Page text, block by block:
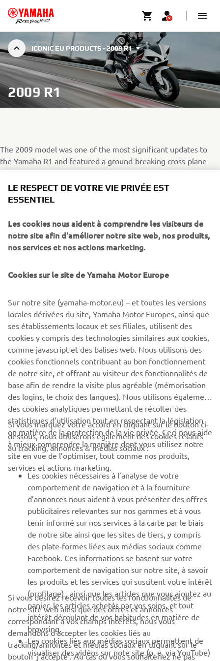
ICONIC EU PRODUCTS - 2009 R1
2009 R1
The 2009 model was one of the most significant updates to
the Yamaha R1 and featured a ground-breaking cross-plane
crankshaft, directly derived from technology developed on the
YZR-M1 MotoGP machine, delivering incredibly linear traction
and control in response to throttle operation. Next to that,
injectors fitted to the 2009 R1, as well as independent
damping mechanisms for the front fork. Together with a new
aluminium Deltabox frame and Yamaha’s exclusive CF die-cast
Max. power: 182 PS @ 12.500 rpm
Vehicle weight: 206 kg
1/15
CORPORATE
BUSINESS
PLUS YAMAHA
SUPPORT
NEWSLETTER
Découvrez en exclusivité les dernières offres, les événements
spéciaux, les nouveautés et bien plus encore
S'ABONNER
Lisez notre politique de confidentialité pour savoir comment
nous traitons vos données personnelles :Politique de
LE RESPECT DE VOTRE VIE PRIVÉE EST
ESSENTIEL
Les cookies nous aident à comprendre les visiteurs de
notre site afin d'améliorer notre site web, nos produits,
nos services et nos actions marketing.
Cookies sur le site de Yamaha Motor Europe
Sur notre site (yamaha-motor.eu) – et toutes les versions
locales dérivées du site, Yamaha Motor Europes, ainsi que
ses établissements locaux et ses filiales, utilisent des
cookies y compris des technologies similaires aux cookies,
comme javascript et des balises web. Nous utilisons des
cookies fonctionnels contribuant au bon fonctionnement
de notre site, et offrant au visiteur des fonctionnalités de
base afin de rendre la visite plus agréable (mémorisation
des logins, le choix des langues). Nous utilisons également
des cookies analytiques permettant de récolter des
statistiques d’utilisation tout en respectant la législation
en matière de la protection de la vie privée. Ceci nous aide
à mieux comprendre la manière dont vous utilisez notre
site en vue de l’optimiser, tout comme nos produits,
services et actions marketing.
Si vous marquez votre accord en cliquant sur le bouton ci-
dessous, nous utiliserons également des cookies relatifs
au tracking, annonces & médias sociaux :
Les cookies nécessaires à l’analyse de votre
comportement de navigation et à la fourniture
d’annonces nous aident à vous présenter des offres
publicitaires relevantes sur nos gammes et à vous
tenir informé sur nos services à la carte par le biais
de notre site ainsi que les sites de tiers, y compris
des plate-formes liées aux médias sociaux comme
Facebook. Ces informations se basent sur votre
comportement de navigation sur notre site, à savoir
les produits et les services qui suscitent votre intérêt
(profilage) , ainsi que les articles que vous ajoutez au
panier, les articles achetés par vos soins, et tout
intérêt découlant de vos habitudes en matière de
browsing.
Les cookies liés aux médias sociaux permettent de
visualiser des vidéos sur note site (p. e. via YouTube)
Si vous désirez recevoir toutes les fonctionnalités de
notre site web ainsi que des offres et annonces
correspondant à vos champs intérêts, nous vous
demandons d’accepter les cookies liés au
tracking/annonces et médias sociaux en cliquant sur le
bouton ‘j’accepte’. Au cas où vous souhaiteriez ne pas